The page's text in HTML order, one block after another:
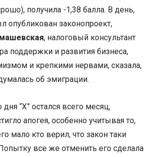
получила -1,38 балла. В день,
опубликован законопроект,
, налоговый консультант
поддержки и развития бизнеса,
и крепкими нервами, сказала,
об эмиграции.
дня “Х” остался всего месяц,
апогея, особенно учитывая то,
мало кто верил, что закон таки
все же отменить его сделала